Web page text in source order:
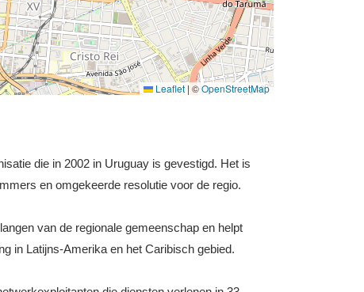
Leaflet | ©OpenStreetMap
die in 2002 in Uruguay is gevestigd. Het is
en omgekeerde resolutie voor de regio.
van de regionale gemeenschap en helpt
in Latijns-Amerika en het Caribisch gebied.